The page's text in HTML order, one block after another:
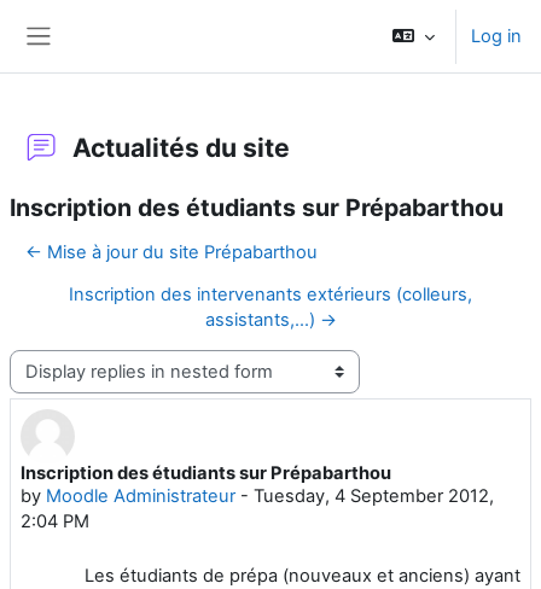
Log in
Actualités du site
Inscription des étudiants sur Prépabarthou
← Mise à jour du site Prépabarthou
Inscription des intervenants extérieurs (colleurs,
assistants,...) →
Display mode
Inscription des étudiants sur Prépabarthou
by Moodle Administrateur- Tuesday, 4 September 2012,
2:04 PM
Number of replies: 0
Les étudiants de prépa (nouveaux et anciens) ayant